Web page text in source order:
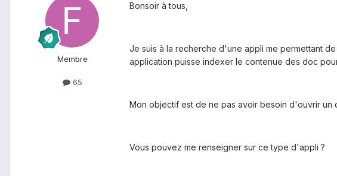
Membre
65
Bonsoir à tous,
Je suis à la recherche d'une appli me permettant
application puisse indexer le contenue des doc
Mon objectif est de ne pas avoir besoin d'ouvrir
Vous pouvez me renseigner sur ce type d'appli ?